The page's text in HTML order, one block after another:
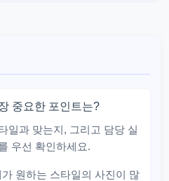
중요한 포인트는?
일과 맞는지, 그리고 담당 실
우선 확인하세요.
가 원하는 스타일의 사진이 많